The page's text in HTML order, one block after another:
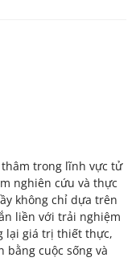
trong lĩnh vực tử
nghiên cứu và thực
không chỉ dựa trên
liền với trải nghiệm
lại giá trị thiết thực,
cuộc sống và